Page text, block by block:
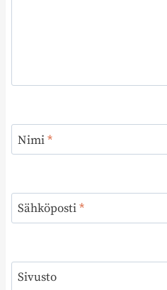
Nimi*
Sähköposti*
Sivusto